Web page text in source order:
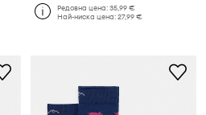
Редовна цена:35,99 €
Най-ниска цена:27,99 €